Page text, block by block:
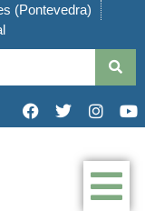
(Pontevedra)